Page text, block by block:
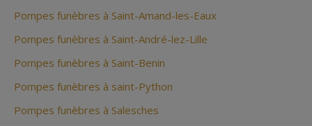
Pompes funèbres à Saint-Amand-les-Eaux
Pompes funèbres à Saint-André-lez-Lille
Pompes funèbres à Saint-Benin
Pompes funèbres à saint-Python
Pompes funèbres à Salesches